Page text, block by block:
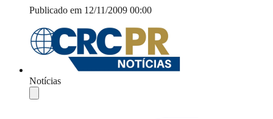
Publicado em 12/11/2009 00:00
Notícias
Compartilhar